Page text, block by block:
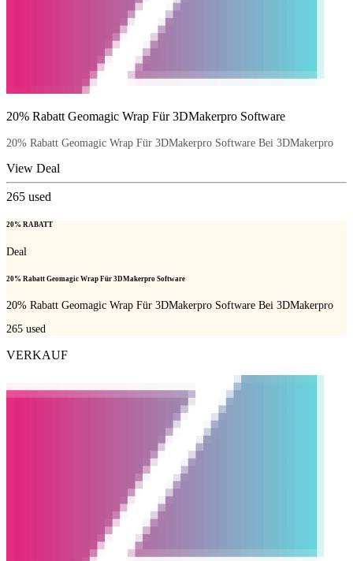
20% Rabatt Geomagic Wrap Für 3DMakerpro Software
20% Rabatt Geomagic Wrap Für 3DMakerpro Software Bei 3DMakerpro
View Deal
265 used
20% RABATT
Deal
20% Rabatt Geomagic Wrap Für 3DMakerpro Software
20% Rabatt Geomagic Wrap Für 3DMakerpro Software Bei 3DMakerpro
265 used
VERKAUF